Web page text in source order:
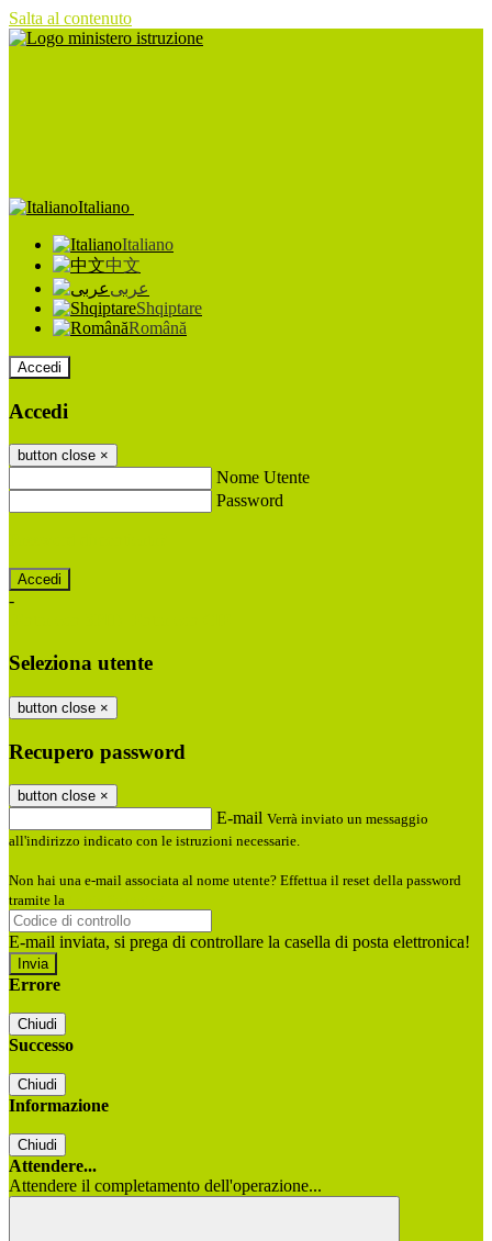
Salta al contenuto
Italiano
Italiano
中文
عربى
Shqiptare
Română
Accedi
Accedi
button close ×
Nome Utente
Password
-
Seleziona utente
button close ×
Recupero password
button close ×
E-mail Verrà inviato un messaggio
all'indirizzo indicato con le istruzioni necessarie.
Non hai una e-mail associata al nome utente? Effettua il reset della password
tramite la
E-mail inviata, si prega di controllare la casella di posta elettronica!
Errore
Chiudi
Successo
Chiudi
Informazione
Chiudi
Attendere...
Attendere il completamento dell'operazione...